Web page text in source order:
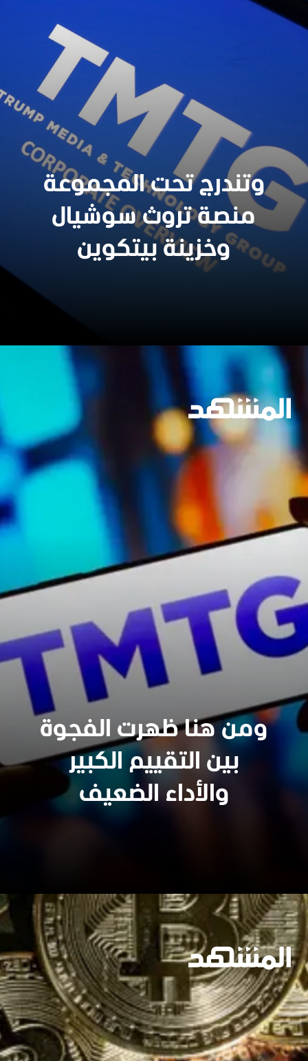
وتندرج تحت المجموعة
منصة تروث سوشيال
وخزينة بيتكوين
ومن هنا ظهرت الفجوة
بين التقييم الكبير
والأداء الضعيف